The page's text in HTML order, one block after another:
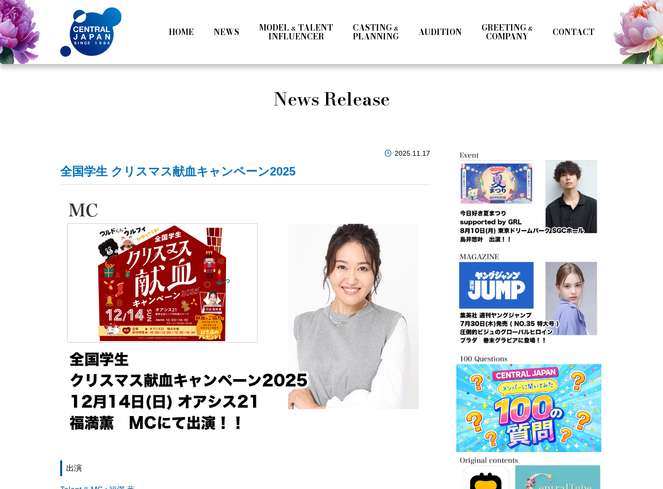
HOME NEWS MODEL & TALENT
INFLUENCER
CASTING &
PLANNING AUDITION GREETING &
COMPANY CONTACT
All
Ladies Talent
Ladies Ⅰ Ladies Ⅱ Men
News Release
2025.11.17
全国学生 クリスマス献血キャンペーン2025
出演